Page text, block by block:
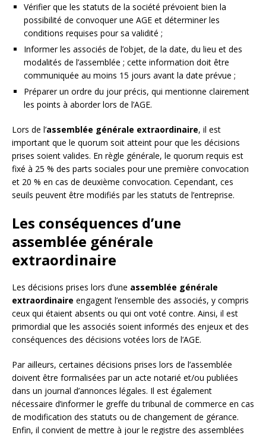
Vérifier que les statuts de la société prévoient bien la
possibilité de convoquer une AGE et déterminer les
conditions requises pour sa validité ;
Informer les associés de l’objet, de la date, du lieu et des
modalités de l’assemblée ; cette information doit être
communiquée au moins 15 jours avant la date prévue ;
Préparer un ordre du jour précis, qui mentionne clairement
les points à aborder lors de l’AGE.
Lors de l’assemblée générale extraordinaire, il est
important que le quorum soit atteint pour que les décisions
prises soient valides. En règle générale, le quorum requis est
fixé à 25 % des parts sociales pour une première convocation
et 20 % en cas de deuxième convocation. Cependant, ces
seuils peuvent être modifiés par les statuts de l’entreprise.
Les conséquences d’une
assemblée générale
extraordinaire
Les décisions prises lors d’une assemblée générale
extraordinaire engagent l’ensemble des associés, y compris
ceux qui étaient absents ou qui ont voté contre. Ainsi, il est
primordial que les associés soient informés des enjeux et des
conséquences des décisions votées lors de l’AGE.
Par ailleurs, certaines décisions prises lors de l’assemblée
doivent être formalisées par un acte notarié et/ou publiées
dans un journal d’annonces légales. Il est également
nécessaire d’informer le greffe du tribunal de commerce en cas
de modification des statuts ou de changement de gérance.
Enfin, il convient de mettre à jour le registre des assemblées